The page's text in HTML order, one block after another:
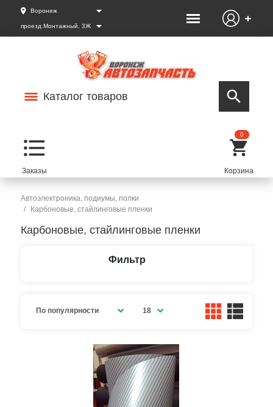
Воронеж
проезд Монтажный, 3Ж
Каталог товаров
0
Автоэлектроника, подиумы, полки
Карбоновые, стайлинговые пленки
Карбоновые, стайлинговые пленки
Фильтр
По популярности 18